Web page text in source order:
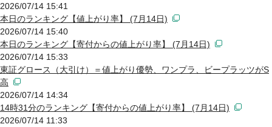
2026/07/14 15:41
本日のランキング【値上がり率】 (7月14日)
2026/07/14 15:40
本日のランキング【寄付からの値上がり率】 (7月14日)
2026/07/14 15:33
東証グロース（大引け）＝値上がり優勢、ワンプラ、ビープラッツがS
高
2026/07/14 14:34
14時31分のランキング【寄付からの値上がり率】 (7月14日)
2026/07/14 11:33